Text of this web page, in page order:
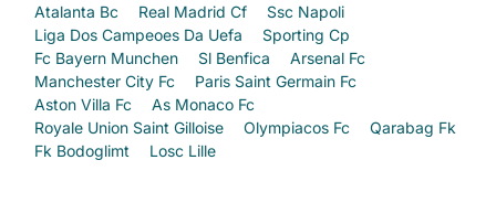
Atalanta Bc
Real Madrid Cf
Ssc Napoli
Liga Dos Campeoes Da Uefa
Sporting Cp
Fc Bayern Munchen
Sl Benfica
Arsenal Fc
Manchester City Fc
Paris Saint Germain Fc
Aston Villa Fc
As Monaco Fc
Royale Union Saint Gilloise
Olympiacos Fc
Qarabag Fk
Fk Bodoglimt
Losc Lille